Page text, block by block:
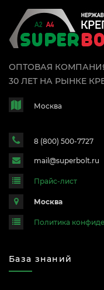
ОПТОВАЯ
30 ЛЕТ НА РЫНКЕ
Москва
8 (800) 500-7727
mail@superbolt.ru
Прайс-лист
Москва
Политика
База знаний